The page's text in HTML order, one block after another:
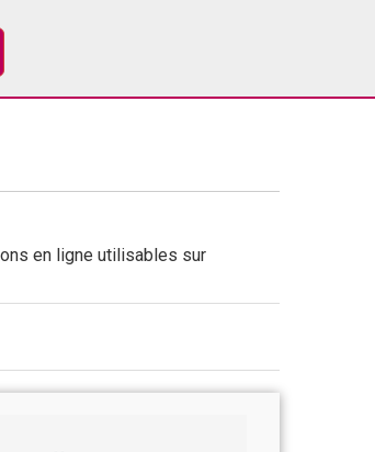
en ligne utilisables sur